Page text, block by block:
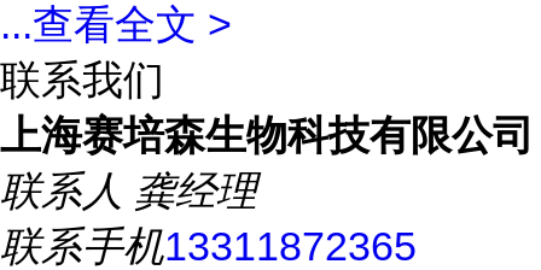
...查看全文 >
联系我们
上海赛培森生物科技有限公司
联系人 龚经理
联系手机13311872365